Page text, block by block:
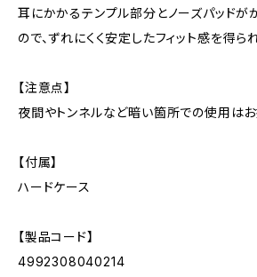
耳にかかるテンプル部分とノーズパッドが
ので、ずれにくく安定したフィット感を得られ
【注意点】
夜間やトンネルなど暗い箇所での使用はお
【付属】
ハードケース
【製品コード】
4992308040214